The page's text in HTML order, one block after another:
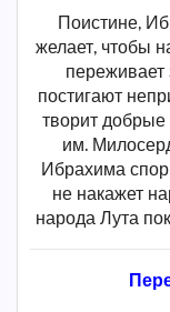
Поистине,
желает, чтобы
переживает
постигают
творит
им.
Ибрахима
не накажет
народа Лута